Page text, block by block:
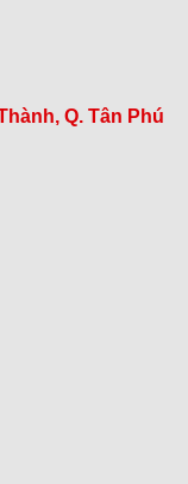
Q. Tân Phú